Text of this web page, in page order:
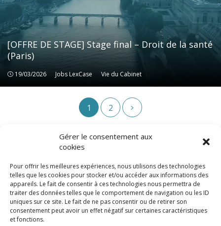
Gérer le consentement aux
cookies
Pour offrir les meilleures expériences, nous utilisons des technologies
telles que les cookies pour stocker et/ou accéder aux informations des
appareils. Le fait de consentir à ces technologies nous permettra de
traiter des données telles que le comportement de navigation ou les ID
uniques sur ce site. Le fait de ne pas consentir ou de retirer son
consentement peut avoir un effet négatif sur certaines caractéristiques
et fonctions.
[OFFRE DE STAGE] Stage final – Droit de la santé
(Paris)
19/03/2026 Jobs LexCase Vie du Cabinet
Jobs LexCase Vie du Cabinet
1 2
© LexCase 2026